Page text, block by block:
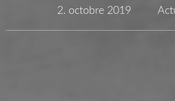
2. octobre 2019